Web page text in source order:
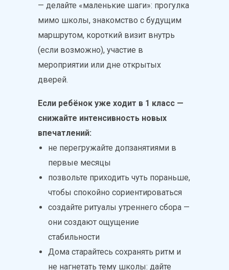
— делайте «маленькие шаги»: прогулка
мимо школы, знакомство с будущим
маршрутом, короткий визит внутрь
(если возможно), участие в
мероприятии или дне открытых
дверей.
Если ребёнок уже ходит в 1 класс —
снижайте интенсивность новых
впечатлений:
не перегружайте допзанятиями в
первые месяцы
позвольте приходить чуть пораньше,
чтобы спокойно сориентироваться
создайте ритуалы утреннего сбора —
они создают ощущение
стабильности
Дома старайтесь сохранять ритм и
не нагнетать тему школы: дайте